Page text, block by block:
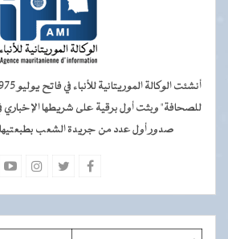
للصحافة" وبثت أول برقية على شريطها الإخباري
صدور أول عدد من جريدة الشعب بطبعتيها